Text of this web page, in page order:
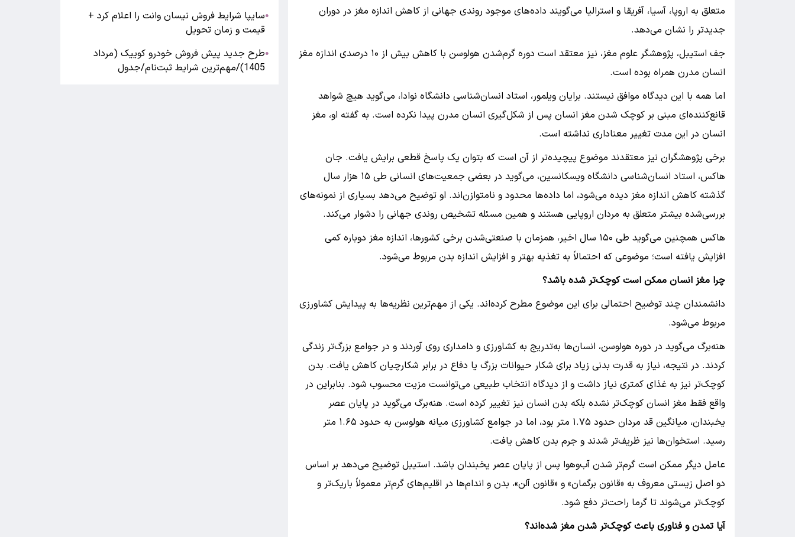
متعلق به اروپا، آسیا، آفریقا و استرالیا می‌گویند داده‌های موجود روندی جهانی از کاهش اندازه مغز در دوران
جدیدتر را نشان می‌دهد.
جف استیبل، پژوهشگر علوم مغز، نیز معتقد است دوره گرم‌شدن هولوسن با کاهش بیش از ۱۰ درصدی اندازه مغز
انسان مدرن همراه بوده است.
اما همه با این دیدگاه موافق نیستند. برایان ویلمور، استاد انسان‌شناسی دانشگاه نوادا، می‌گوید هیچ شواهد
قانع‌کننده‌ای مبنی بر کوچک شدن مغز انسان پس از شکل‌گیری انسان مدرن پیدا نکرده است. به گفته او، مغز
انسان در این مدت تغییر معناداری نداشته است.
برخی پژوهشگران نیز معتقدند موضوع پیچیده‌تر از آن است که بتوان یک پاسخ قطعی برایش یافت. جان
هاکس، استاد انسان‌شناسی دانشگاه ویسکانسین، می‌گوید در بعضی جمعیت‌های انسانی طی ۱۵ هزار سال
گذشته کاهش اندازه مغز دیده می‌شود، اما داده‌ها محدود و نامتوازن‌اند. او توضیح می‌دهد بسیاری از نمونه‌های
بررسی‌شده بیشتر متعلق به مردان اروپایی هستند و همین مسئله تشخیص روندی جهانی را دشوار می‌کند.
هاکس همچنین می‌گوید طی ۱۵۰ سال اخیر، همزمان با صنعتی‌شدن برخی کشورها، اندازه مغز دوباره کمی
افزایش یافته است؛ موضوعی که احتمالاً به تغذیه بهتر و افزایش اندازه بدن مربوط می‌شود.
چرا مغز انسان ممکن است کوچک‌تر شده باشد؟
دانشمندان چند توضیح احتمالی برای این موضوع مطرح کرده‌اند. یکی از مهم‌ترین نظریه‌ها به پیدایش کشاورزی
مربوط می‌شود.
هنه‌برگ می‌گوید در دوره هولوسن، انسان‌ها به‌تدریج به کشاورزی و دامداری روی آوردند و در جوامع بزرگ‌تر زندگی
کردند. در نتیجه، نیاز به قدرت بدنی زیاد برای شکار حیوانات بزرگ یا دفاع در برابر شکارچیان کاهش یافت. بدن
کوچک‌تر نیز به غذای کمتری نیاز داشت و از دیدگاه انتخاب طبیعی می‌توانست مزیت محسوب شود. بنابراین در
واقع فقط مغز انسان کوچک‌تر نشده بلکه بدن انسان نیز تغییر کرده است. هنه‌برگ می‌گوید در پایان عصر
یخبندان، میانگین قد مردان حدود ۱.۷۵ متر بود، اما در جوامع کشاورزی میانه هولوسن به حدود ۱.۶۵ متر
رسید. استخوان‌ها نیز ظریف‌تر شدند و جرم بدن کاهش یافت.
عامل دیگر ممکن است گرم‌تر شدن آب‌وهوا پس از پایان عصر یخبندان باشد. استیبل توضیح می‌دهد بر اساس
دو اصل زیستی معروف به «قانون برگمان» و «قانون آلن»، بدن و اندام‌ها در اقلیم‌های گرم‌تر معمولاً باریک‌تر و
کوچک‌تر می‌شوند تا گرما راحت‌تر دفع شود.
آیا تمدن و فناوری باعث کوچک‌تر شدن مغز شده‌اند؟
●سایپا شرایط فروش نیسان وانت را اعلام کرد +
قیمت و زمان تحویل
●طرح جدید پیش فروش خودرو کوییک (مرداد
1405)/مهم‌ترین شرایط ثبت‌نام/جدول